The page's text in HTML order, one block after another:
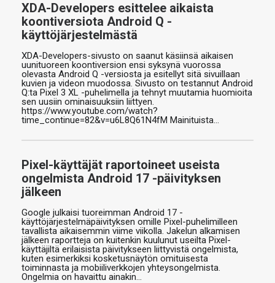
XDA-Developers esittelee aikaista
koontiversiota Android Q -
käyttöjärjestelmästä
XDA-Developers-sivusto on saanut käsiinsä aikaisen
uunituoreen koontiversion ensi syksynä vuorossa
olevasta Android Q -versiosta ja esitellyt sitä sivuillaan
kuvien ja videon muodossa. Sivusto on testannut Android
Q:ta Pixel 3 XL -puhelimella ja tehnyt muutamia huomioita
sen uusiin ominaisuuksiin liittyen.
https://www.youtube.com/watch?
time_continue=82&v=u6L8Q61N4fM Mainituista…
Pixel-käyttäjät raportoineet useista
ongelmista Android 17 -päivityksen
jälkeen
Google julkaisi tuoreimman Android 17 -
käyttöjärjestelmäpäivityksen omille Pixel-puhelimilleen
tavallista aikaisemmin viime viikolla. Jakelun alkamisen
jälkeen raportteja on kuitenkin kuulunut useilta Pixel-
käyttäjiltä erilaisista päivitykseen liittyvistä ongelmista,
kuten esimerkiksi kosketusnäytön omituisesta
toiminnasta ja mobiiliverkkojen yhteysongelmista.
Ongelmia on havaittu ainakin…